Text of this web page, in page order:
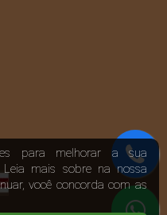
para melhorar a sua
Leia mais sobre na nossa
você concorda com as